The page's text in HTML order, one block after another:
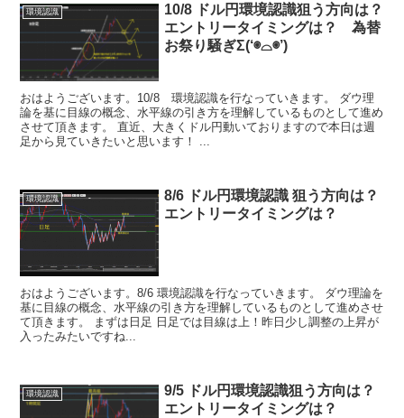
環境認識
10/8 ドル円環境認識狙う方向は？
エントリータイミングは？ 為替
お祭り騒ぎΣ(‘◉⌓◉’)
おはようございます。10/8 環境認識を行なっていきます。 ダウ理
論を基に目線の概念、水平線の引き方を理解しているものとして進め
させて頂きます。 直近、大きくドル円動いておりますので本日は週
足から見ていきたいと思います！ ...
環境認識
8/6 ドル円環境認識 狙う方向は？
エントリータイミングは？
おはようございます。8/6 環境認識を行なっていきます。 ダウ理論を
基に目線の概念、水平線の引き方を理解しているものとして進めさせ
て頂きます。 まずは日足 日足では目線は上！昨日少し調整の上昇が
入ったみたいですね...
環境認識
9/5 ドル円環境認識狙う方向は？
エントリータイミングは？